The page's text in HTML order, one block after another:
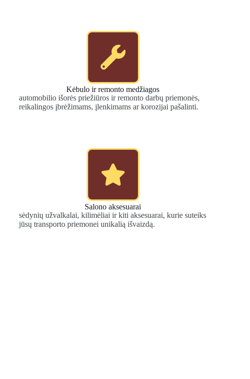
Kėbulo ir remonto medžiagos
automobilio išorės priežiūros ir remonto darbų priemonės,
reikalingos įbrėžimams, įlenkimams ar korozijai pašalinti.
Salono aksesuarai
sėdynių užvalkalai, kilimėliai ir kiti aksesuarai, kurie suteiks
jūsų transporto priemonei unikalią išvaizdą.